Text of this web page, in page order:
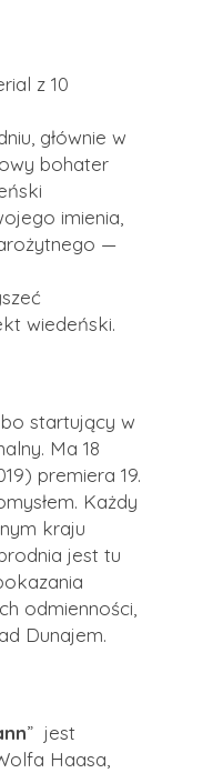
z 10
głównie w
bohater
imienia,
—
wiedeński.
startujący w
Ma 18
premiera 19.
Każdy
kraju
jest tu
odmienności,
Dunajem.
” jest
Haasa,